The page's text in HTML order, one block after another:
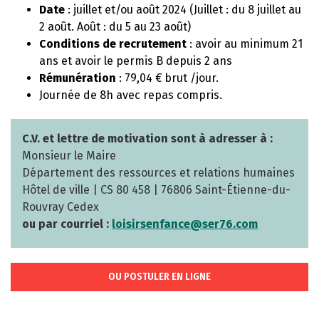
Date : juillet et/ou août 2024 (Juillet : du 8 juillet au
2 août. Août : du 5 au 23 août)
Conditions de recrutement : avoir au minimum 21
ans et avoir le permis B depuis 2 ans
Rémunération : 79,04 € brut /jour.
Journée de 8h avec repas compris.
C.V. et lettre de motivation sont à adresser à :
Monsieur le Maire
Département des ressources et relations humaines
Hôtel de ville | CS 80 458 | 76806 Saint-Étienne-du-
Rouvray Cedex
ou par courriel : loisirsenfance@ser76.com
OU POSTULER EN LIGNE